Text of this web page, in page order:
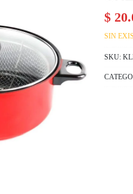
$
SIN
SKU: